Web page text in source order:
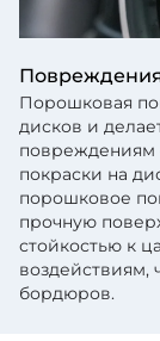
Порошковая
дисков и
повреждениям
покраски на
порошковое
прочную
стойкостью к
воздействиям,
бордюров.